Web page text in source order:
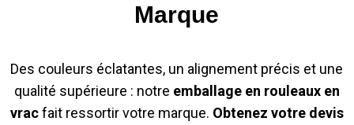
Marque
Des couleurs éclatantes, un alignement précis et une
qualité supérieure : notre emballage en rouleaux en
vracfait ressortir votre marque. Obtenez votre devis